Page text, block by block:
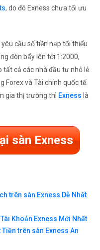
, do đó Exness chưa tối ưu
cầu số tiền nạp tối thiểu
đòn bẩy lên tới 1:2000,
tất cả các nhà đầu tư nhỏ lẻ
và Tài chính quốc tế.
gia thị trường thì Exness là
sàn Exness
trên sàn Exness Dễ Nhất
Khoản Exness Mới Nhất
trên sàn Exness An